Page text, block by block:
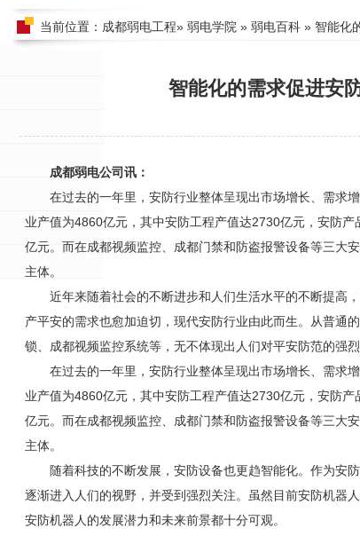
当前位置： 成都弱电工程» 弱电学院 » 弱电百科 » 智能化
智能化的需求促进安
成都弱电公司讯：
在过去的一年里， 安防行业整体呈现出市场增长、需求
业产值为4860亿元，其中安防工程产值达2730亿元， 安防产
亿元。而在成都视频监控 、成都门禁和防盗报警设备等三大
主体。
近年来随着社会的不断进步和人们生活水平的不断提高
产平安的需求也愈加迫切，现代安防行业由此而生。从普通
锁、 成都视频监控系统等，无不体现出人们对平安防范的强烈
在过去的一年里， 安防行业整体呈现出市场增长、需求
业产值为4860亿元，其中安防工程产值达2730亿元， 安防产
亿元。而在成都视频监控 、成都门禁和防盗报警设备等三大
主体。
随着科技的不断发展， 安防设备也更趋智能化。作为安防
逐渐进入人们的视野，并受到强烈关注。虽然目前安防机器
安防机器人的发展潜力和未来前景都十分可观。